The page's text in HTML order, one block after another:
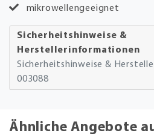
mikrowellengeeignet
Sicherheitshinweise &
Herstellerinformationen
Sicherheitshinweise &
003088
Ähnliche Angebote